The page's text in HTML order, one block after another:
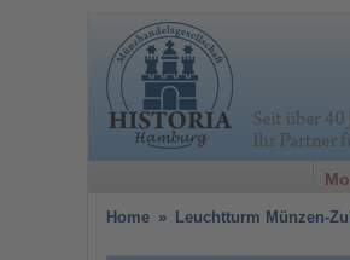
Home » Leuchtturm Münzen-